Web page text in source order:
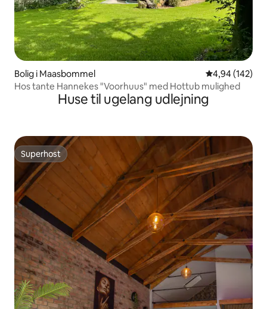
Bolig i Maasbommel 4,94 ud af 5 i
4,94 (142)
Hos tante Hannekes "Voorhuus" med Hottub mulighed
Huse til ugelang udlejning
Superhost
Superhost